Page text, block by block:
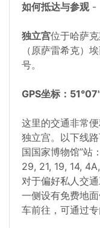
如何抵达与参观-
独立宫位于哈萨
（原萨雷希克）
号。
GPS坐标：
这里的交通非常
独立宫。以下线
国国家博物馆”
29, 21, 19, 14,
对于偏好私人交
一侧设有免费地
车前往，可通过专